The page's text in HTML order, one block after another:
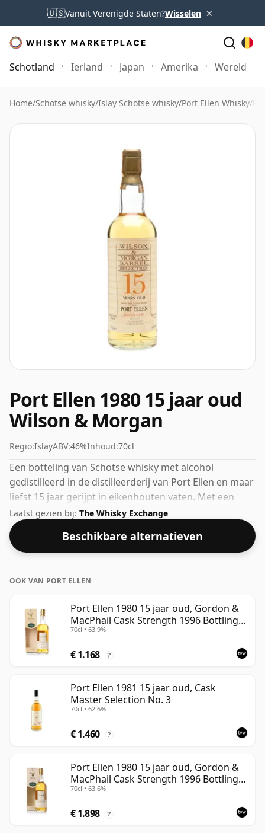
🇺🇸Vanuit Verenigde Staten?Wisselen ×
Schotland Ierland Japan Amerika Wereld
Home/Schotse whisky/Islay Schotse whisky/Port Ellen Whisky/
Port Ellen 1980 15 jaar oud
Wilson & Morgan
Regio:IslayABV:46%Inhoud:70cl
Een botteling van Schotse whisky met alcohol
gedistilleerd in de distilleerderij van Port Ellen en maar
liefst 15 jaar gerijpt in eikenhouten vaten. Met een
volume van 46% ABV wordt deze whisky gebotteld op
een optimale drinksterkte. Puur of met een druppel
water genoten.
Laatst gezien bij: The Whisky Exchange
Beschikbare alternatieven
OOK VAN PORT ELLEN
Port Ellen 1980 15 jaar oud, Gordon &
MacPhail Cask Strength 1996 Bottling
with Box
70cl • 63.9%
€ 1.168 ?
Port Ellen 1981 15 jaar oud, Cask
Master Selection No. 3
70cl • 62.6%
€ 1.460 ?
Port Ellen 1980 15 jaar oud, Gordon &
MacPhail Cask Strength 1996 Bottling
with Carton
70cl • 63.6%
€ 1.898 ?